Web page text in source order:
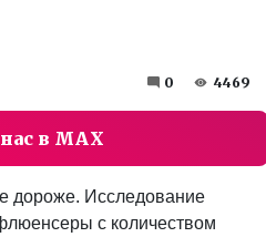
0 4469
в MAX
дороже. Исследование
с количеством